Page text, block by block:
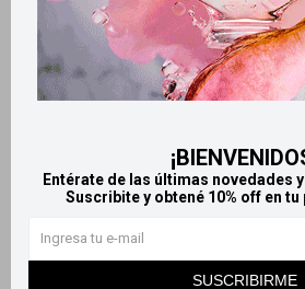
Entérate de las últimas novedades
Suscribite y obtené 10% off en
SUSCRIBIRME